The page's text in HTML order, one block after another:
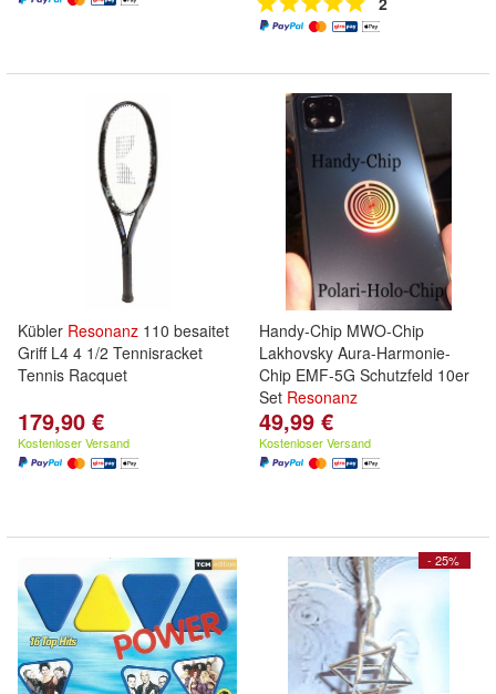
Kübler Resonanz 110 besaitet
Griff L4 4 1/2 Tennisracket
Tennis Racquet
179,90 €
Kostenloser Versand
Handy-Chip MWO-Chip
Lakhovsky Aura-Harmonie-
Chip EMF-5G Schutzfeld 10er
Set Resonanz
49,99 €
Kostenloser Versand
- 25%